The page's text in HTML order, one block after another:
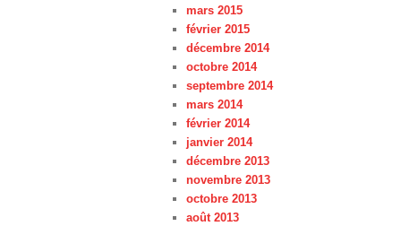
mars 2015
février 2015
décembre 2014
octobre 2014
septembre 2014
mars 2014
février 2014
janvier 2014
décembre 2013
novembre 2013
octobre 2013
août 2013